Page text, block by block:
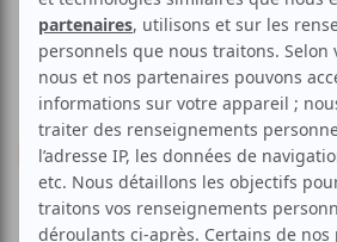
Divers Multidisciplinaire Jonglerie Clown
L'été pas de télé